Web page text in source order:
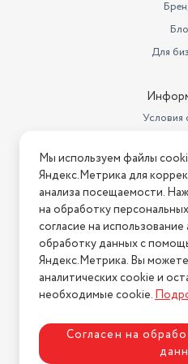
Насадки
Длина шнура, м
Глубина
Дополнительные функции
Вертикальное отпаривание
Страна-изготовитель
Размеры, мм (ШхГхВ)
Для
Условия
Условия
Нашли ошибку на
2026 © Интернет-магазин
Политика
Мы используем файлы
Яндекс.Метрика для
анализа посещаемости.
на обработку
согласие на
обработку данных с
Яндекс.Метрика. Вы
аналитических cookie и
необходимые cookie.
Согласен на